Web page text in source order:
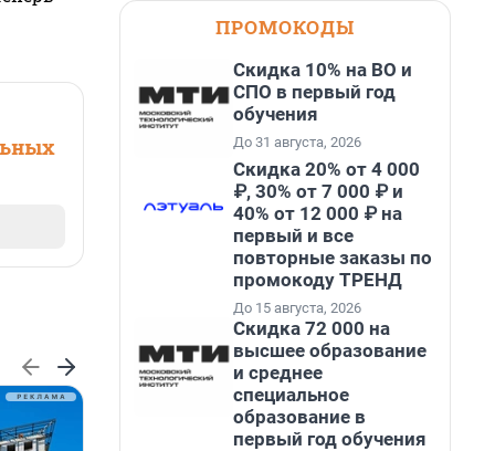
ПРОМОКОДЫ
Скидка 10% на ВО и
СПО в первый год
обучения
До 31 августа, 2026
Скидка 20% от 4 000
₽, 30% от 7 000 ₽ и
40% от 12 000 ₽ на
первый и все
повторные заказы по
промокоду ТРЕНД
До 15 августа, 2026
Скидка 72 000 на
высшее образование
и среднее
специальное
образование в
первый год обучения